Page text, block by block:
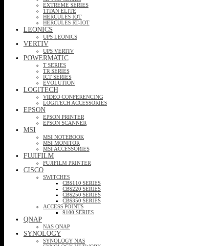
EXTREME SERIES
TITAN ELITE
HERCULES IOT
HERCULES RT-IOT
LEONICS
UPS LEONICS
VERTIV
UPS VERTIV
POWERMATIC
T SERIES
TR SERIES
ICT SERIES
EVOLUTION
LOGITECH
VIDEO CONFERENCING
LOGITECH ACCESSORIES
EPSON
EPSON PRINTER
EPSON SCANNER
MSI
MSI NOTEBOOK
MSI MONITOR
MSI ACCESSORIES
FUJIFILM
FUJIFILM PRINTER
CISCO
SWITCHES
CBS110 SERIES
CBS220 SERIES
CBS250 SERIES
CBS350 SERIES
ACCESS POINTS
9100 SERIES
QNAP
NAS QNAP
SYNOLOGY
SYNOLOGY NAS